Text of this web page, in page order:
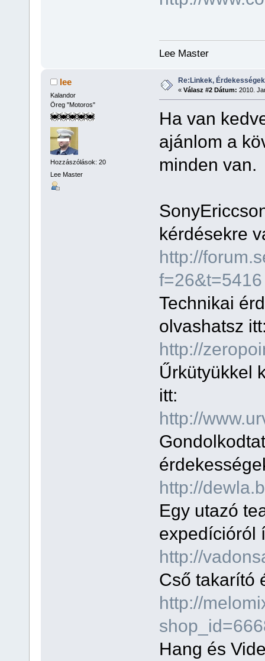
Lee Master
lee
Kalandor
Öreg "Motoros"
Hozzászólások: 20
Lee Master
Re:Linkek,
« Válasz #2 Dátum: 2010.
Ha van
ajánlom a
minden van.
kérdésekre
http://
f=26&t=5416
Technikai
olvashatsz
http://
Űrkütyükkel
itt:
http://
http://
Egy utazó
expedícióról
http://
Cső takarító
http://
Hang és